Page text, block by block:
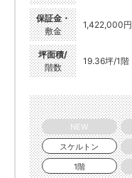
保証金・
敷金
1,422,000円
坪面積/
階数
19.36坪/1階
NEW
スケルトン
1階